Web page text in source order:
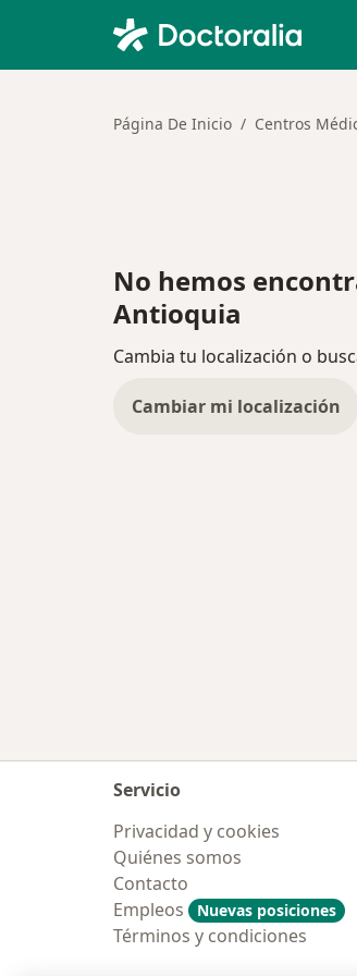
Página De Inicio Centros
No hemos
Antioquia
Cambia tu localización o
Cambiar mi localización
Servicio
Privacidad y cookies
Quiénes somos
Contacto
Empleos
Nuevas posiciones
Términos y condiciones